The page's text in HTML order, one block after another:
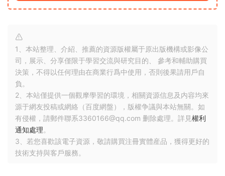
1、本站整理、介紹、推薦的資源版權屬于原出版機構或影像公
司，展示、分享僅限于學習交流與研究目的、 參考和輔助購買
決策，不得以任何理由在商業行爲中使用，否則後果請用戶自
負。
2、本站僅提供一個觀摩學習的環境，相關資源信息及内容均來
源于網友投稿或網絡（百度網盤），版權争議與本站無關。如
有侵權，請郵件聯系3360166@qq.com 删除處理。詳見權利
通知處理。
3、若您喜歡該電子資源，敬請購買注冊實體産品，獲得更好的
技術支持與客戶服務。